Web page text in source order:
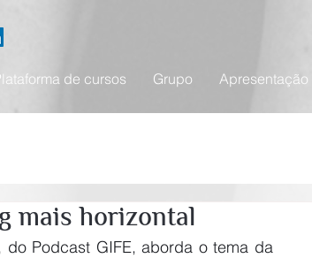
de cursos Grupo Apresentação
mais horizontal
do Podcast GIFE, aborda o tema da